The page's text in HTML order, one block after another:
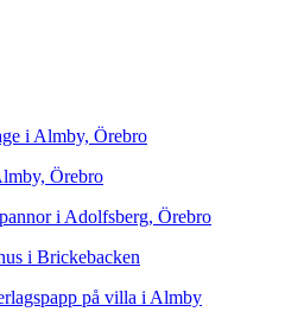
i Almby, Örebro
Örebro
i Adolfsberg, Örebro
i Brickebacken
på villa i Almby